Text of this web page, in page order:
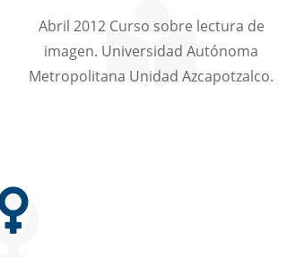
Abril 2012 Curso sobre lectura de
imagen. Universidad Autónoma
Metropolitana Unidad Azcapotzalco.